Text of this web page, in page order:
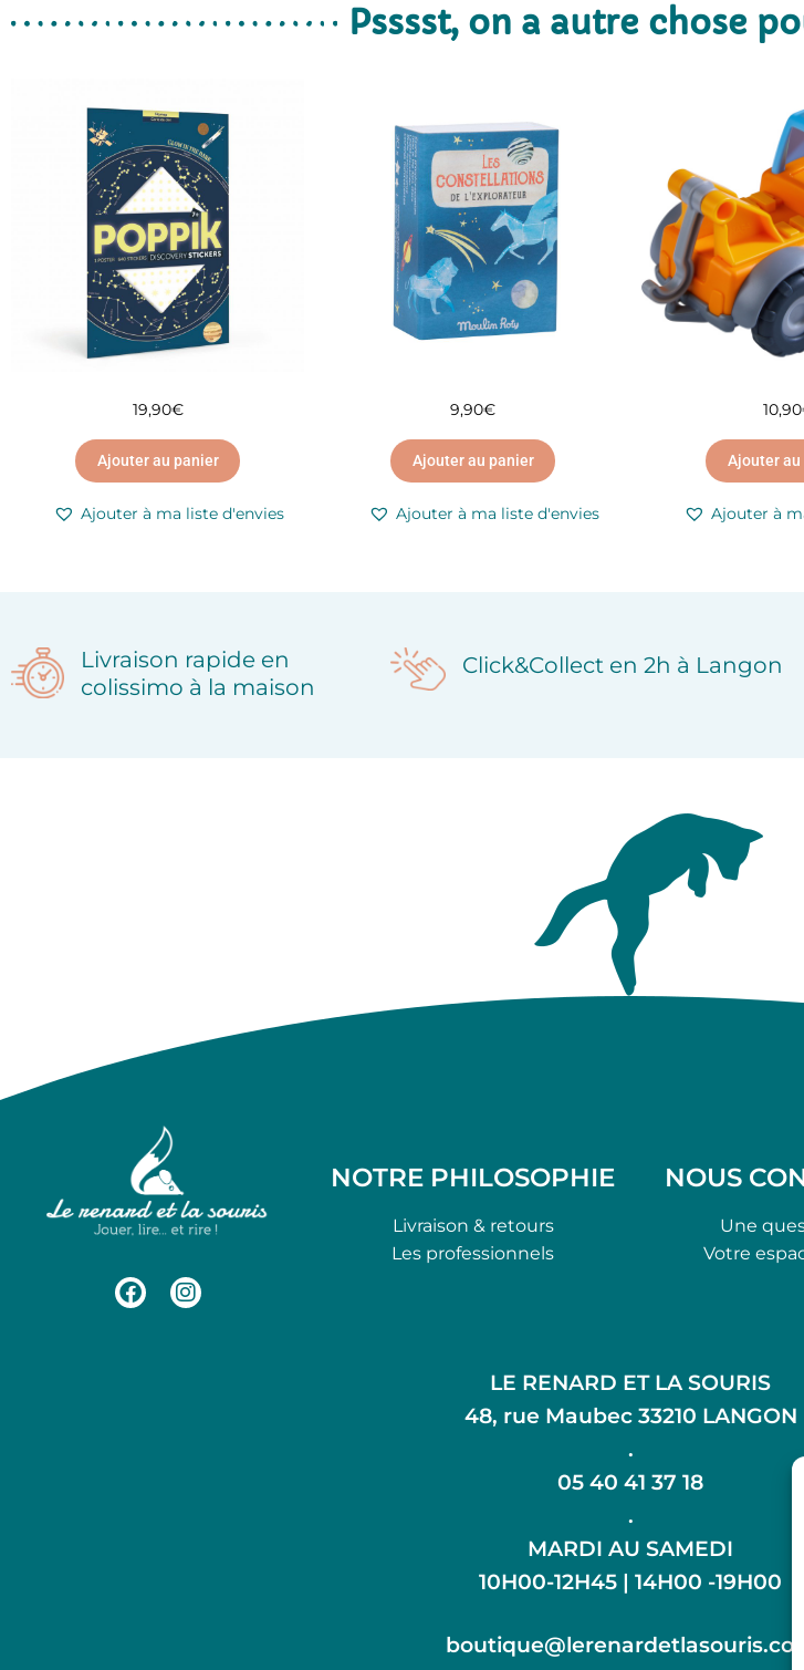
Psssst, on a autre chose
19,90€
Ajouter au panier
Ajouter à ma liste d'envies
9,90€
Ajouter au panier
Ajouter à ma liste d'envies
10,90
Ajouter au
Ajouter à
Livraison rapide en
colissimo à la maison
Click&Collect en 2h à Langon
NOTRE PHILOSOPHIE
Livraison & retours
Les professionnels
NOUS
Une
Votre
LE RENARD ET LA SOURIS
48, rue Maubec 33210 LANGON
.
05 40 41 37 18
.
MARDI AU SAMEDI
10H00-12H45 | 14H00 -19H00
boutique@lerenardetlasouris.com